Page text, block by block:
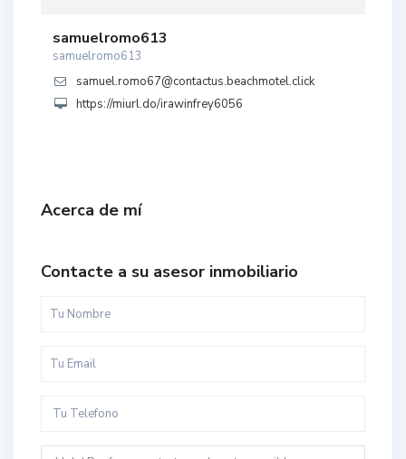
samuelromo613
samuelromo613
samuel.romo67@contactus.beachmotel.click
https://miurl.do/irawinfrey6056
Acerca de mí
Contacte a su asesor inmobiliario